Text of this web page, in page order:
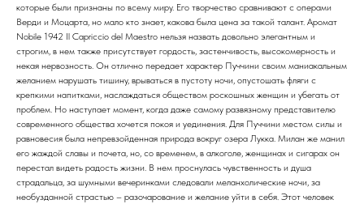
которые были признаны по всему миру. Его творчество сравнивают с операми
Верди и Моцарта, но мало кто знает, какова была цена за такой талант. Аромат
Nobile 1942 Il Capriccio del Maestro нельзя назвать довольно элегантным и
строгим, в нем также присутствует гордость, застенчивость, высокомерность и
некая нервозность. Он отлично передает характер Пуччини своим маниакальным
желанием нарушать тишину, врываться в пустоту ночи, опустошать фляги с
крепкими напитками, наслаждаться обществом роскошных женщин и убегать от
проблем. Но наступает момент, когда даже самому развязному представителю
современного общества хочется покоя и уединения. Для Пуччини местом силы и
равновесия была непревзойденная природа вокруг озера Лукка. Милан же манил
его жаждой славы и почета, но, со временем, в алкоголе, женщинах и сигарах он
перестал видеть радость жизни. В нем проснулась чувственность и душа
страдальца, за шумными вечеринками следовали меланхолические ночи, за
необузданной страстью – разочарование и желание уйти в себя. Этот человек